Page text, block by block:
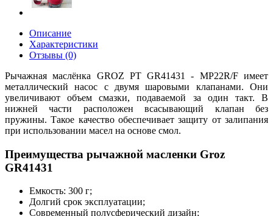
Описание
Характеристики
Отзывы (0)
Рычажная маслёнка GROZ РТ GR41431 - MP22R/F имеет
металлический насос с двумя шаровыми клапанами. Они
увеличивают объем смазки, подаваемой за один такт. В
нижней части расположен всасывающий клапан без
пружины. Такое качество обеспечивает защиту от залипания
при использовании масел на основе смол.
Преимущества рычажной масленки Groz
GR41431
Емкость: 300 г;
Долгий срок эксплуатации;
Современный полусферический дизайн;